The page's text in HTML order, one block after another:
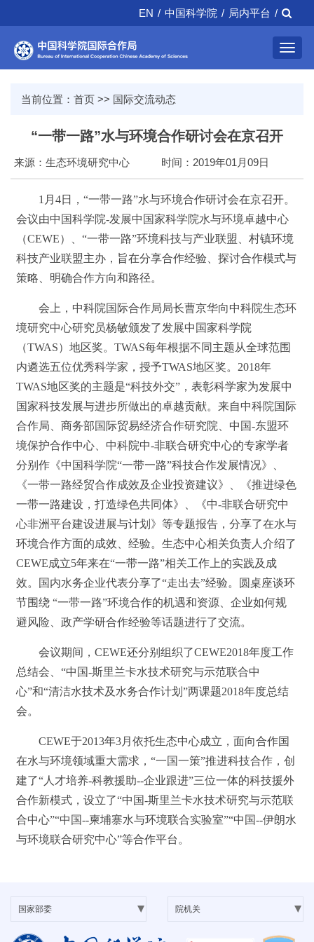
EN / 中国科学院 / 局内平台 /
当前位置： 首页 >> 国际交流动态
“一带一路”水与环境合作研讨会在京召开
来源：生态环境研究中心 时间：2019年01月09日
1月4日，“一带一路”水与环境合作研讨会在京召开。
会议由中国科学院-发展中国家科学院水与环境卓越中心
（CEWE）、“一带一路”环境科技与产业联盟、村镇环境
科技产业联盟主办，旨在分享合作经验、探讨合作模式与
策略、明确合作方向和路径。
会上，中科院国际合作局局长曹京华向中科院生态环
境研究中心研究员杨敏颁发了发展中国家科学院
（TWAS）地区奖。TWAS每年根据不同主题从全球范围
内遴选五位优秀科学家，授予TWAS地区奖。2018年
TWAS地区奖的主题是“科技外交”，表彰科学家为发展中
国家科技发展与进步所做出的卓越贡献。来自中科院国际
合作局、商务部国际贸易经济合作研究院、中国-东盟环
境保护合作中心、中科院中-非联合研究中心的专家学者
分别作《中国科学院“一带一路”科技合作发展情况》、
《一带一路经贸合作成效及企业投资建议》、《推进绿色
一带一路建设，打造绿色共同体》、《中-非联合研究中
心非洲平台建设进展与计划》等专题报告，分享了在水与
环境合作方面的成效、经验。生态中心相关负责人介绍了
CEWE成立5年来在“一带一路”相关工作上的实践及成
效。国内水务企业代表分享了“走出去”经验。圆桌座谈环
节围绕 “一带一路”环境合作的机遇和资源、企业如何规
避风险、政产学研合作经验等话题进行了交流。
会议期间，CEWE还分别组织了CEWE2018年度工作
总结会、“中国-斯里兰卡水技术研究与示范联合中
心”和“清洁水技术及水务合作计划”两课题2018年度总结
会。
CEWE于2013年3月依托生态中心成立，面向合作国
在水与环境领域重大需求，“一国一策”推进科技合作，创
建了“人才培养-科教援助--企业跟进”三位一体的科技援外
合作新模式，设立了“中国-斯里兰卡水技术研究与示范联
合中心”“中国--柬埔寨水与环境联合实验室”“中国--伊朗水
与环境联合研究中心”等合作平台。